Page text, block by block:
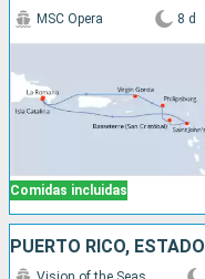
Comidas incluidas
MSC Opera 8 d